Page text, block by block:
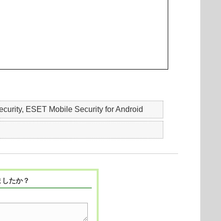
ESET Mobile Security for Android
たか？